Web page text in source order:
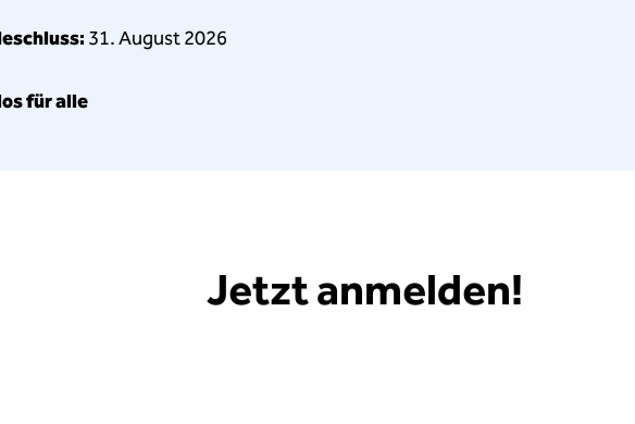
31. August 2026
für alle
Jetzt anmelden!